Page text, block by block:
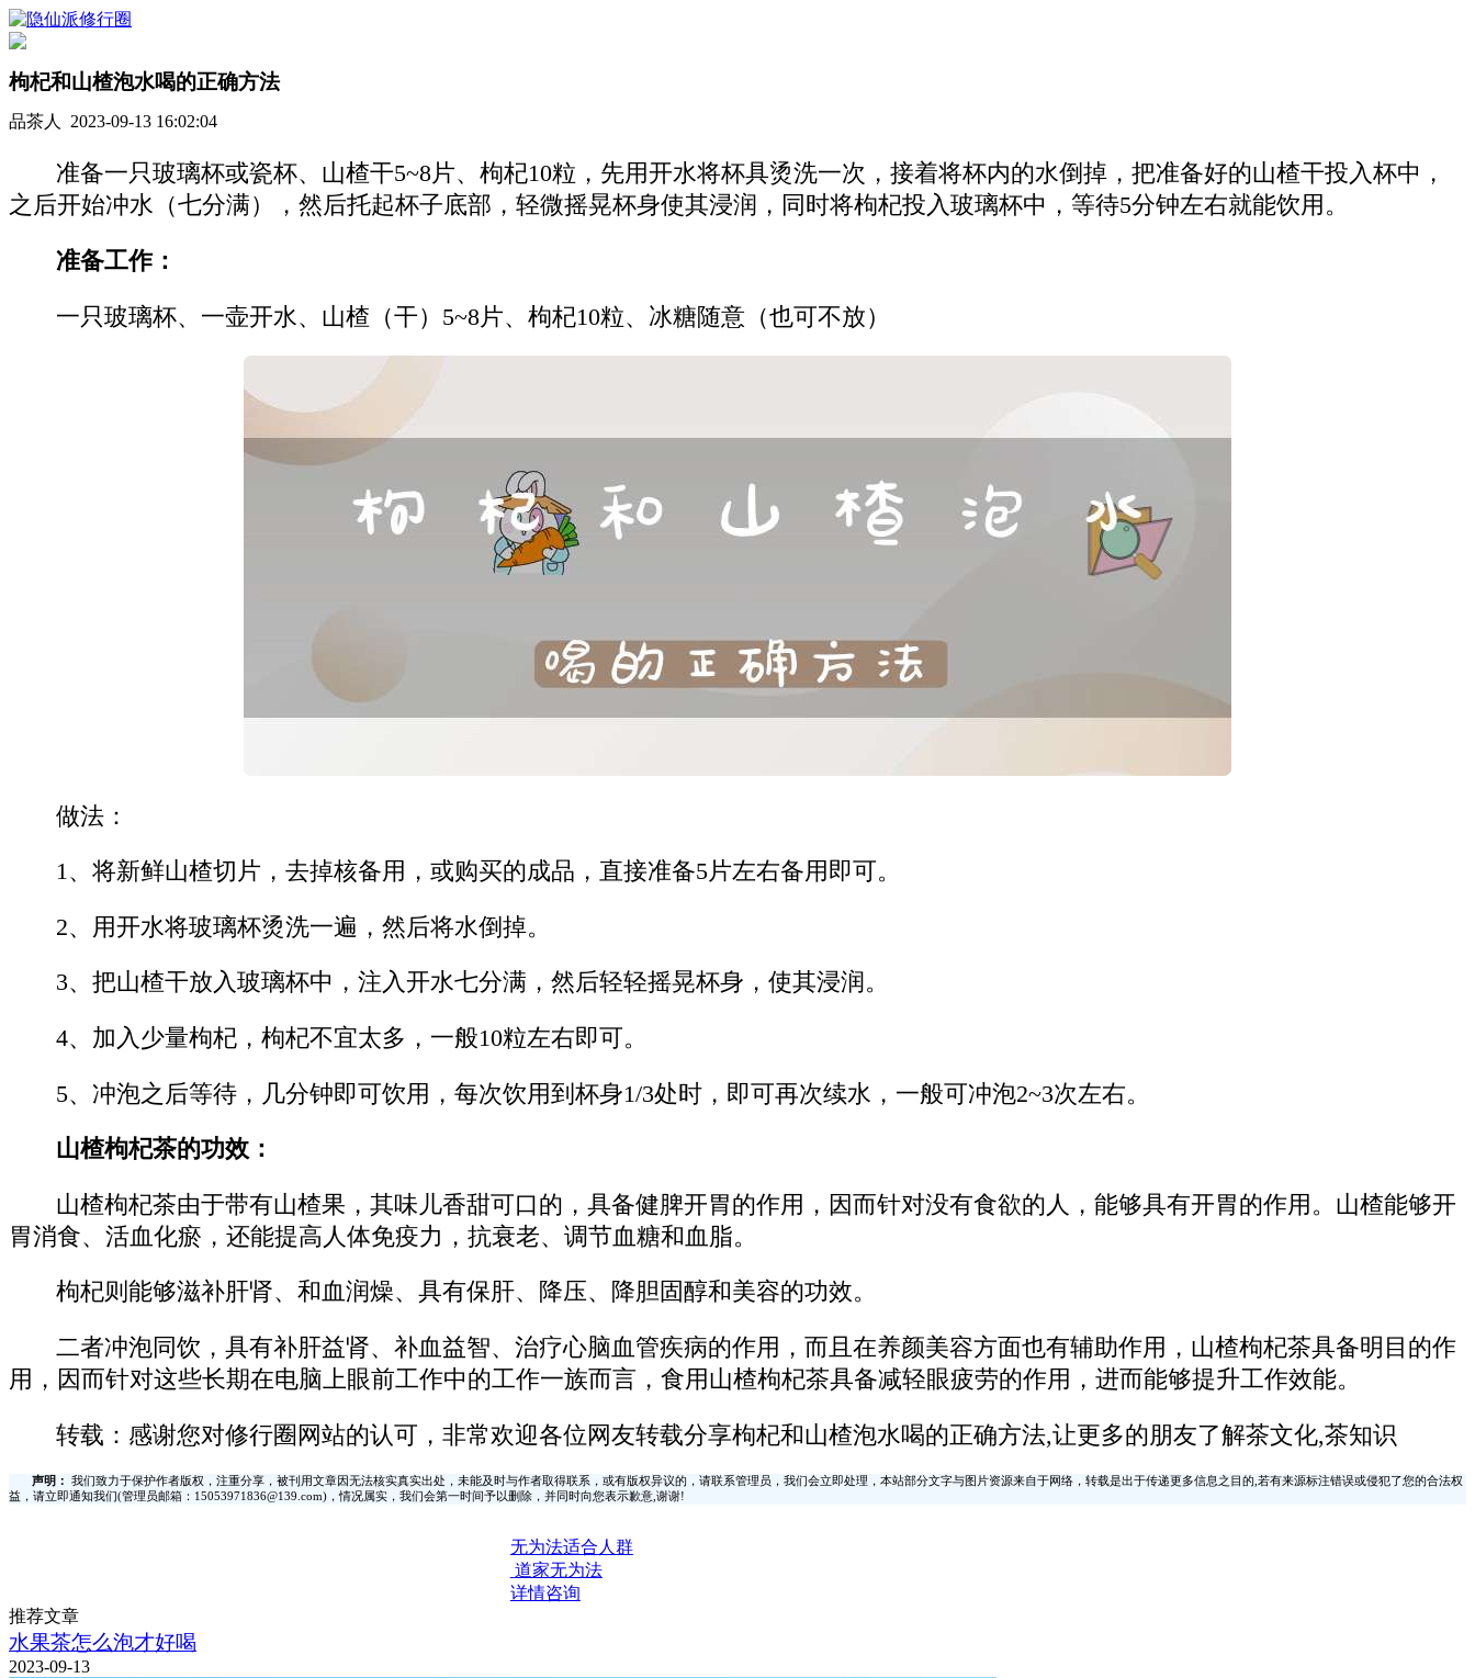
枸杞和山楂泡水喝的正确方法
品茶人 2023-09-13 16:02:04
准备一只玻璃杯或瓷杯、山楂干5~8片、枸杞10粒，先用开水将杯具烫洗一次，接着将杯内的水倒掉，把准备好的山楂干投入杯中，
之后开始冲水（七分满），然后托起杯子底部，轻微摇晃杯身使其浸润，同时将枸杞投入玻璃杯中，等待5分钟左右就能饮用。
准备工作：
一只玻璃杯、一壶开水、山楂（干）5~8片、枸杞10粒、冰糖随意（也可不放）
做法：
1、将新鲜山楂切片，去掉核备用，或购买的成品，直接准备5片左右备用即可。
2、用开水将玻璃杯烫洗一遍，然后将水倒掉。
3、把山楂干放入玻璃杯中，注入开水七分满，然后轻轻摇晃杯身，使其浸润。
4、加入少量枸杞，枸杞不宜太多，一般10粒左右即可。
5、冲泡之后等待，几分钟即可饮用，每次饮用到杯身1/3处时，即可再次续水，一般可冲泡2~3次左右。
山楂枸杞茶的功效：
山楂枸杞茶由于带有山楂果，其味儿香甜可口的，具备健脾开胃的作用，因而针对没有食欲的人，能够具有开胃的作用。山楂能够开
胃消食、活血化瘀，还能提高人体免疫力，抗衰老、调节血糖和血脂。
枸杞则能够滋补肝肾、和血润燥、具有保肝、降压、降胆固醇和美容的功效。
二者冲泡同饮，具有补肝益肾、补血益智、治疗心脑血管疾病的作用，而且在养颜美容方面也有辅助作用，山楂枸杞茶具备明目的作
用，因而针对这些长期在电脑上眼前工作中的工作一族而言，食用山楂枸杞茶具备减轻眼疲劳的作用，进而能够提升工作效能。
转载：感谢您对修行圈网站的认可，非常欢迎各位网友转载分享枸杞和山楂泡水喝的正确方法,让更多的朋友了解茶文化,茶知识
声明：
我们致力于保护作者版权，注重分享，被刊用文章因无法核实真实出处，未能及时与作者取得联系，或有版权异议的，请联系管理员，我们会立即处理，本站部分文字与图片资源来自于网络，转载是出于传递更多信息之目的,若有来源标注错误或侵犯了您的合法权
益，请立即通知我们(管理员邮箱：15053971836@139.com)，情况属实，我们会第一时间予以删除，并同时向您表示歉意,谢谢!
无为法适合人群
道家无为法
详情咨询
推荐文章
水果茶怎么泡才好喝
2023-09-13